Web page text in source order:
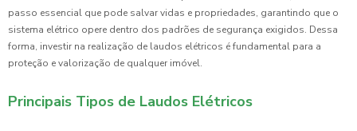
passo essencial que pode salvar vidas e propriedades, garantindo que o
sistema elétrico opere dentro dos padrões de segurança exigidos. Dessa
forma, investir na realização de laudos elétricos é fundamental para a
proteção e valorização de qualquer imóvel.
Principais Tipos de Laudos Elétricos